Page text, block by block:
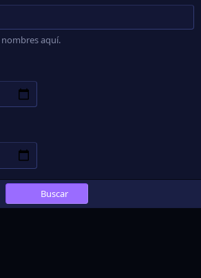
aquí.
Buscar